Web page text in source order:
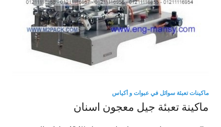
ماكينات تعبئة سوائل في عبوات و أكياس
ماكينة تعبئة جيل معجون اسنان